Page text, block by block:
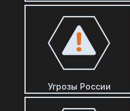
Угрозы России